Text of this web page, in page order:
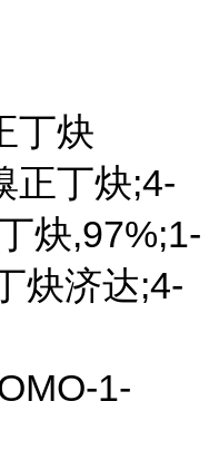
丁炔
正丁炔;4-
炔,97%;1-
炔济达;4-
1-